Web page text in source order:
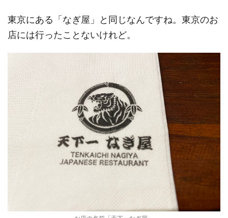
東京にある「なぎ屋」と同じなんですね。東京のお
店には行ったことないけれど。